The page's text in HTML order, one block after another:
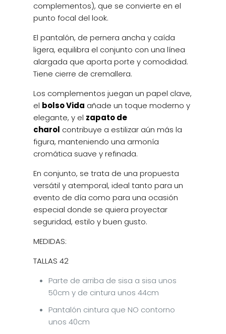
complementos), que se convierte en el
punto focal del look.
El pantalón, de pernera ancha y caída
ligera, equilibra el conjunto con una línea
alargada que aporta porte y comodidad.
Tiene cierre de cremallera.
Los complementos juegan un papel clave,
el bolso Vida añade un toque moderno y
elegante, y el zapato de
charol contribuye a estilizar aún más la
figura, manteniendo una armonía
cromática suave y refinada.
En conjunto, se trata de una propuesta
versátil y atemporal, ideal tanto para un
evento de día como para una ocasión
especial donde se quiera proyectar
seguridad, estilo y buen gusto.
MEDIDAS:
TALLAS 42
Parte de arriba de sisa a sisa unos
50cm y de cintura unos 44cm
Pantalón cintura que NO contorno
unos 40cm